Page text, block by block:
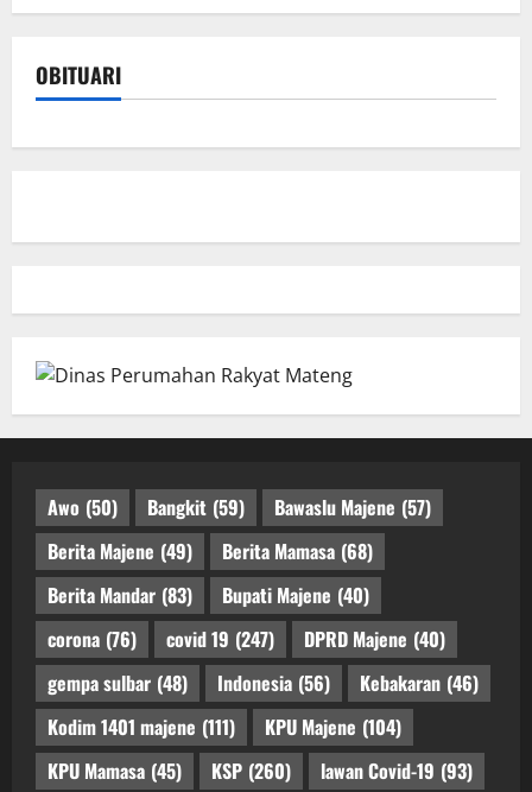
OBITUARI
Awo (50) Bangkit (59) Bawaslu Majene (57)
Berita Majene (49) Berita Mamasa (68)
Berita Mandar (83) Bupati Majene (40)
corona (76) covid 19 (247) DPRD Majene (40)
gempa sulbar (48) Indonesia (56) Kebakaran (46)
Kodim 1401 majene (111) KPU Majene (104)
KPU Mamasa (45) KSP (260) lawan Covid-19 (93)